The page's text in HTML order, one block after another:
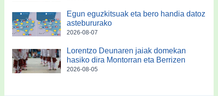
Egun eguzkitsuak eta bero handia datoz
astebururako
2026-08-07
Lorentzo Deunaren jaiak domekan
hasiko dira Montorran eta Berrizen
2026-08-05